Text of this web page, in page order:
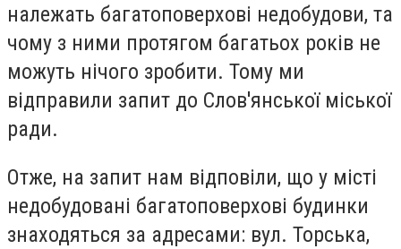
належать багатоповерхові недобудови, та
чому з ними протягом багатьох років не
можуть нічого зробити. Тому ми
відправили запит до Слов'янської міської
ради.
Отже, на запит нам відповіли, що у місті
недобудовані багатоповерхові будинки
знаходяться за адресами: вул. Торська,